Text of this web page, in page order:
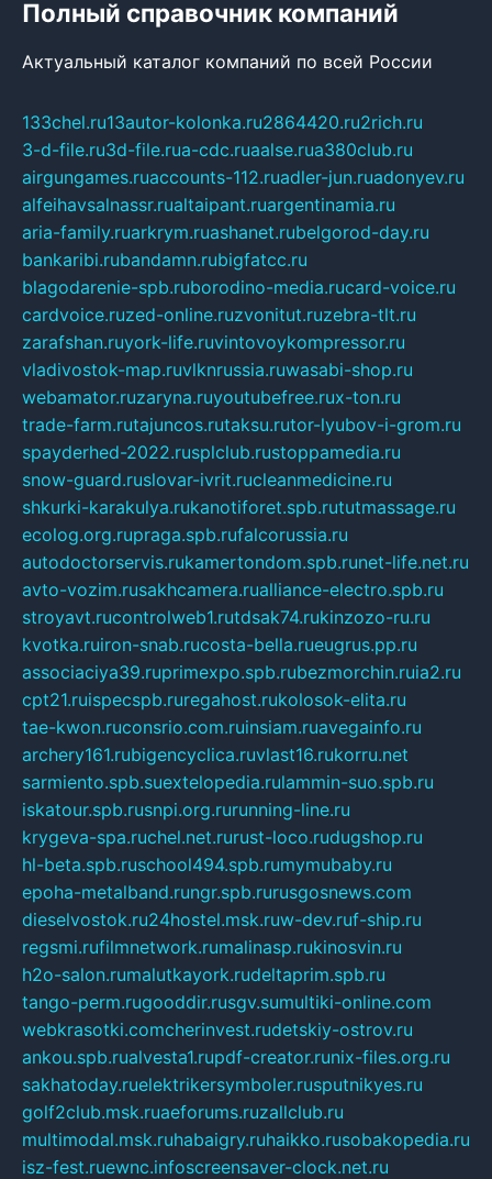
Полный справочник компаний
Актуальный каталог компаний по всей России
133chel.ru13autor-kolonka.ru2864420.ru2rich.ru
3-d-file.ru3d-file.rua-cdc.ruaalse.rua380club.ru
airgungames.ruaccounts-112.ruadler-jun.ruadonyev.ru
alfeihavsalnassr.rualtaipant.ruargentinamia.ru
aria-family.ruarkrym.ruashanet.rubelgorod-day.ru
bankaribi.rubandamn.rubigfatcc.ru
blagodarenie-spb.ruborodino-media.rucard-voice.ru
cardvoice.ruzed-online.ruzvonitut.ruzebra-tlt.ru
zarafshan.ruyork-life.ruvintovoykompressor.ru
vladivostok-map.ruvlknrussia.ruwasabi-shop.ru
webamator.ruzaryna.ruyoutubefree.rux-ton.ru
trade-farm.rutajuncos.rutaksu.rutor-lyubov-i-grom.ru
spayderhed-2022.rusplclub.rustoppamedia.ru
snow-guard.ruslovar-ivrit.rucleanmedicine.ru
shkurki-karakulya.rukanotiforet.spb.rututmassage.ru
ecolog.org.rupraga.spb.rufalcorussia.ru
autodoctorservis.rukamertondom.spb.runet-life.net.ru
avto-vozim.rusakhcamera.rualliance-electro.spb.ru
stroyavt.rucontrolweb1.rutdsak74.rukinzozo-ru.ru
kvotka.ruiron-snab.rucosta-bella.rueugrus.pp.ru
associaciya39.ruprimexpo.spb.rubezmorchin.ruia2.ru
cpt21.ruispecspb.ruregahost.rukolosok-elita.ru
tae-kwon.ruconsrio.com.ruinsiam.ruavegainfo.ru
archery161.rubigencyclica.ruvlast16.rukorru.net
sarmiento.spb.suextelopedia.rulammin-suo.spb.ru
iskatour.spb.rusnpi.org.rurunning-line.ru
krygeva-spa.ruchel.net.rurust-loco.rudugshop.ru
hl-beta.spb.ruschool494.spb.rumymubaby.ru
epoha-metalband.rungr.spb.rurusgosnews.com
dieselvostok.ru24hostel.msk.ruw-dev.ruf-ship.ru
regsmi.rufilmnetwork.rumalinasp.rukinosvin.ru
h2o-salon.rumalutkayork.rudeltaprim.spb.ru
tango-perm.rugooddir.rusgv.sumultiki-online.com
webkrasotki.comcherinvest.rudetskiy-ostrov.ru
ankou.spb.rualvesta1.rupdf-creator.runix-files.org.ru
sakhatoday.ruelektrikersymboler.rusputnikyes.ru
golf2club.msk.ruaeforums.ruzallclub.ru
multimodal.msk.ruhabaigry.ruhaikko.rusobakopedia.ru
isz-fest.ruewnc.infoscreensaver-clock.net.ru